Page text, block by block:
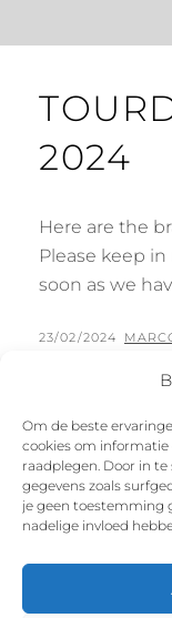
Om de beste
cookies om informatie
raadplegen. Door in
gegevens zoals
je geen toestemming
nadelige invloed
2024
Here are the
Please keep
soon as we
GEPLAATST
23/02/2024 BY
Facebook